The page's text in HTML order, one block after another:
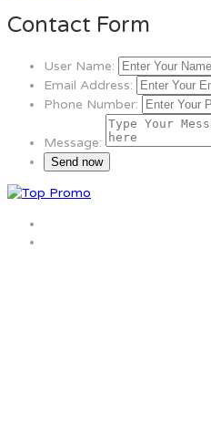
Contact Form
User Name:
Email Address:
Phone Number:
Message: